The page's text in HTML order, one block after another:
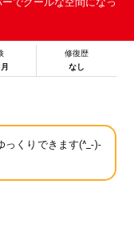
修復歴
なし
っくりできます(^_-)-